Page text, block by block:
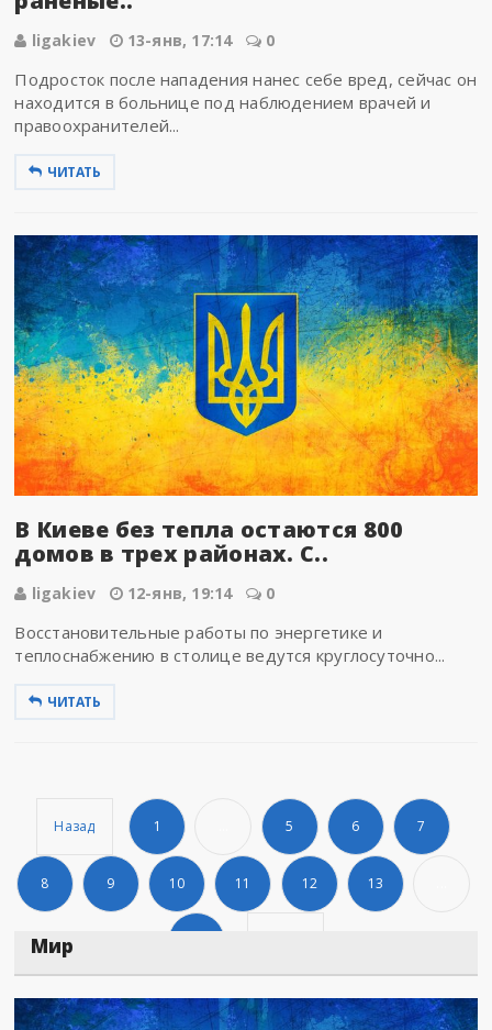
ligakiev 13-янв, 17:14 0
Подросток после нападения нанес себе вред, сейчас он
находится в больнице под наблюдением врачей и
правоохранителей...
ЧИТАТЬ
В Киеве без тепла остаются 800
домов в трех районах. С..
ligakiev 12-янв, 19:14 0
Восстановительные работы по энергетике и
теплоснабжению в столице ведутся круглосуточно...
ЧИТАТЬ
Назад 1 5 6 7
8 9 10 11 12 13
Мир